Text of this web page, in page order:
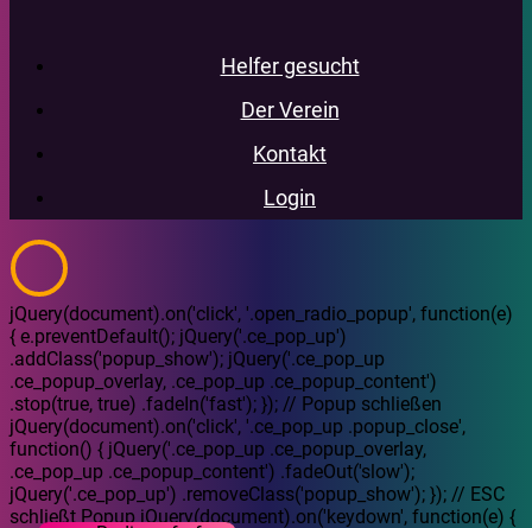
Helfer gesucht
Der Verein
Kontakt
Login
jQuery(document).on('click', '.open_radio_popup', function(e)
{ e.preventDefault(); jQuery('.ce_pop_up')
.addClass('popup_show'); jQuery('.ce_pop_up
.ce_popup_overlay, .ce_pop_up .ce_popup_content')
.stop(true, true) .fadeIn('fast'); }); // Popup schließen
jQuery(document).on('click', '.ce_pop_up .popup_close',
function() { jQuery('.ce_pop_up .ce_popup_overlay,
.ce_pop_up .ce_popup_content') .fadeOut('slow');
jQuery('.ce_pop_up') .removeClass('popup_show'); }); // ESC
schließt Popup jQuery(document).on('keydown', function(e) {